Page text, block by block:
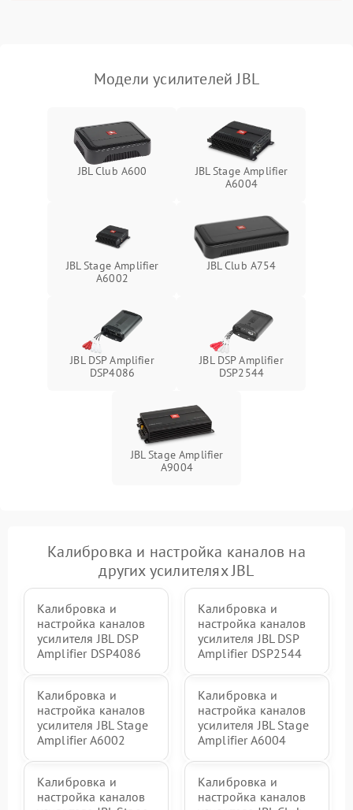
Модели усилителей JBL
JBL Club A600
JBL Stage Amplifier
A6004
JBL Stage Amplifier
A6002
JBL Club A754
JBL DSP Amplifier
DSP4086
JBL DSP Amplifier
DSP2544
JBL Stage Amplifier
A9004
Калибровка и настройка каналов на
других усилителях JBL
Калибровка и
настройка каналов
усилителя JBL DSP
Amplifier DSP4086
Калибровка и
настройка каналов
усилителя JBL DSP
Amplifier DSP2544
Калибровка и
настройка каналов
усилителя JBL Stage
Amplifier A6002
Калибровка и
настройка каналов
усилителя JBL Stage
Amplifier A6004
Калибровка и
настройка каналов
Калибровка и
настройка каналов